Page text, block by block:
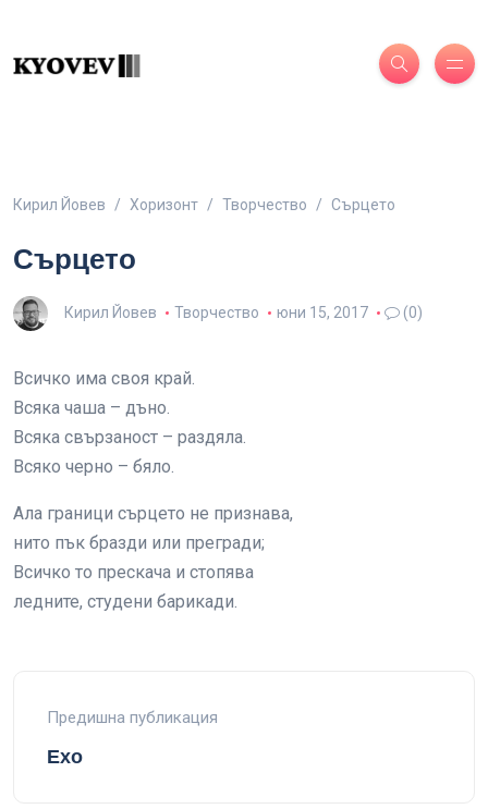
Кирил Йовев Хоризонт Творчество Сърцето
Сърцето
Кирил Йовев Творчество юни 15, 2017 (0)
Всичко има своя край.
Всяка чаша – дъно.
Всяка свързаност – раздяла.
Всяко черно – бяло.
Ала граници сърцето не признава,
нито пък бразди или прегради;
Всичко то прескача и стопява
ледните, студени барикади.
Предишна публикация
Ехо